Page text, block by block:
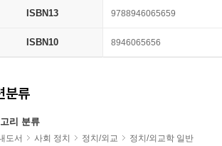
ISBN13 9788946065659
ISBN10 8946065656
분류
리 분류
도서 사회 정치 정치/외교 정치/외교학 일반